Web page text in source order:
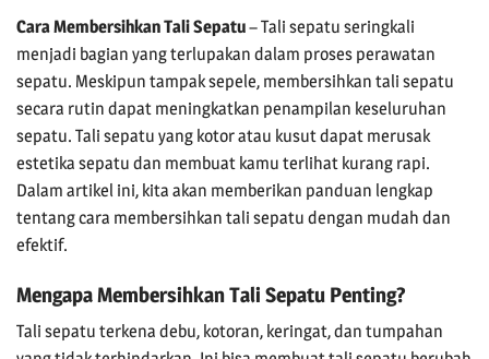
Cara Membersihkan Tali Sepatu– Tali sepatu seringkali
menjadi bagian yang terlupakan dalam proses perawatan
sepatu. Meskipun tampak sepele, membersihkan tali sepatu
secara rutin dapat meningkatkan penampilan keseluruhan
sepatu. Tali sepatu yang kotor atau kusut dapat merusak
estetika sepatu dan membuat kamu terlihat kurang rapi.
Dalam artikel ini, kita akan memberikan panduan lengkap
tentang cara membersihkan tali sepatu dengan mudah dan
efektif.
Mengapa Membersihkan Tali Sepatu Penting?
Tali sepatu terkena debu, kotoran, keringat, dan tumpahan